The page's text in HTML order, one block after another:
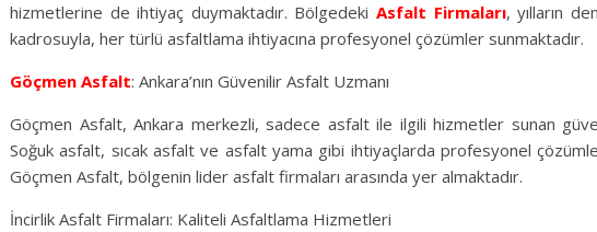
hizmetlerine de ihtiyaç duymaktadır. Bölgedeki Asfalt Firmaları, yılların
kadrosuyla, her türlü asfaltlama ihtiyacına profesyonel çözümler sunmaktadır.
Göçmen Asfalt: Ankara’nın Güvenilir Asfalt Uzmanı
Göçmen Asfalt, Ankara merkezli, sadece asfalt ile ilgili hizmetler sunan
Soğuk asfalt, sıcak asfalt ve asfalt yama gibi ihtiyaçlarda profesyonel
Göçmen Asfalt, bölgenin lider asfalt firmaları arasında yer almaktadır.
İncirlik Asfalt Firmaları: Kaliteli Asfaltlama Hizmetleri